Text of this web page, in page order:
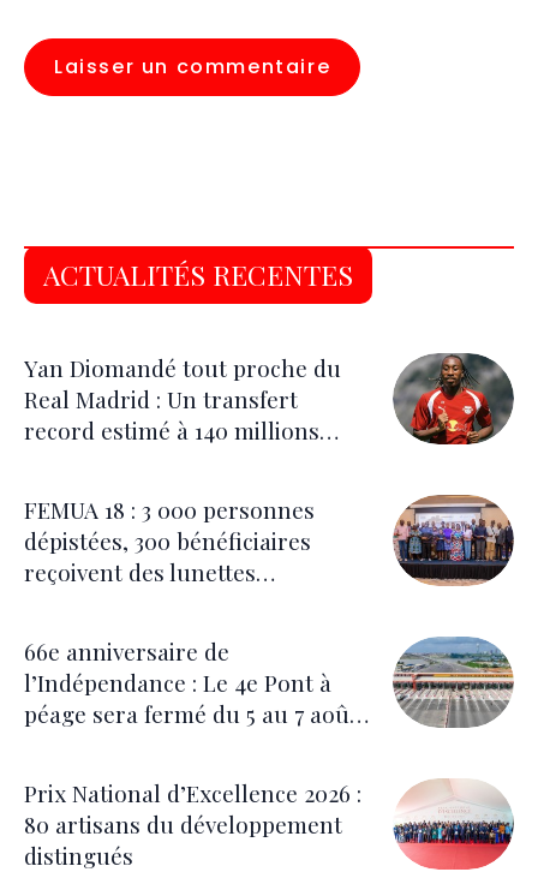
ACTUALITÉS RECENTES
Yan Diomandé tout proche du
Real Madrid : Un transfert
record estimé à 140 millions
FEMUA 18 : 3 000 personnes
dépistées, 300 bénéficiaires
reçoivent des lunettes
66e anniversaire de
l’Indépendance : Le 4e Pont à
péage sera fermé du 5 au 7 août
Prix National d’Excellence 2026 :
80 artisans du développement
distingués